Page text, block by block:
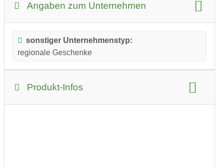
Angaben zum Unternehmen
sonstiger Unternehmenstyp:
regionale Geschenke
Produkt-Infos